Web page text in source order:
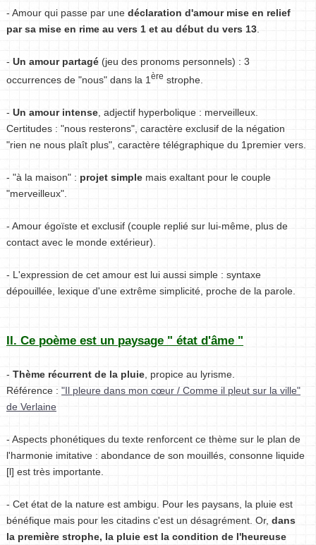
- Amour qui passe par une déclaration d'amour mise en relief
par sa mise en rime au vers 1 et au début du vers 13
- Un amour partagé (jeu des pronoms personnels) : 3
occurrences de "nous" dans la 1 ère strophe.
- Un amour intense , adjectif hyperbolique : merveilleux.
Certitudes : "nous resterons", caractère exclusif de la négation
"rien ne nous plaît plus", caractère télégraphique du 1premier vers.
- "à la maison" : projet simple mais exaltant pour le couple
"merveilleux".
- Amour égoïste et exclusif (couple replié sur lui-même, plus de
contact avec le monde extérieur).
- L'expression de cet amour est lui aussi simple : syntaxe
dépouillée, lexique d'une extrême simplicité, proche de la parole.
II. Ce poème est un paysage " état d'âme "
- Thème récurrent de la pluie , propice au lyrisme.
Référence : "Il pleure dans mon cœur / Comme il pleut sur la ville"
de Verlaine
- Aspects phonétiques du texte renforcent ce thème sur le plan de
l'harmonie imitative : abondance de son mouillés, consonne liquide
[l] est très importante.
- Cet état de la nature est ambigu. Pour les paysans, la pluie est
bénéfique mais pour les citadins c'est un désagrément. Or, dans
la première strophe, la pluie est la condition de l'heureuse